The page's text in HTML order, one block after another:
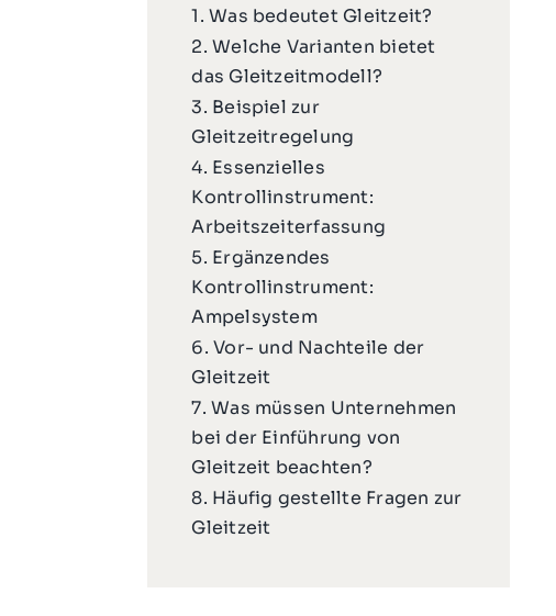
1. Was bedeutet Gleitzeit?
2. Welche Varianten bietet
das Gleitzeitmodell?
3. Beispiel zur
Gleitzeitregelung
4. Essenzielles
Kontrollinstrument:
Arbeitszeiterfassung
5. Ergänzendes
Kontrollinstrument:
Ampelsystem
6. Vor- und Nachteile der
Gleitzeit
7. Was müssen Unternehmen
bei der Einführung von
Gleitzeit beachten?
8. Häufig gestellte Fragen zur
Gleitzeit